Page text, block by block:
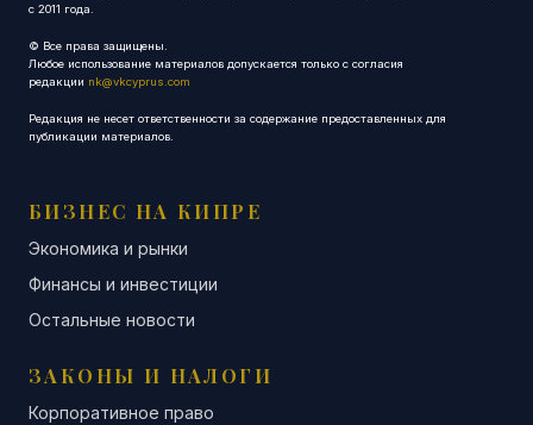
с 2011 года.
© Все права защищены.
Любое использование материалов допускается только с согласия
редакции nk@vkcyprus.com
Редакция не несет ответственности за содержание предоставленных для
публикации материалов.
БИЗНЕС НА КИПРЕ
Экономика и рынки
Финансы и инвестиции
Остальные новости
ЗАКОНЫ И НАЛОГИ
Корпоративное право